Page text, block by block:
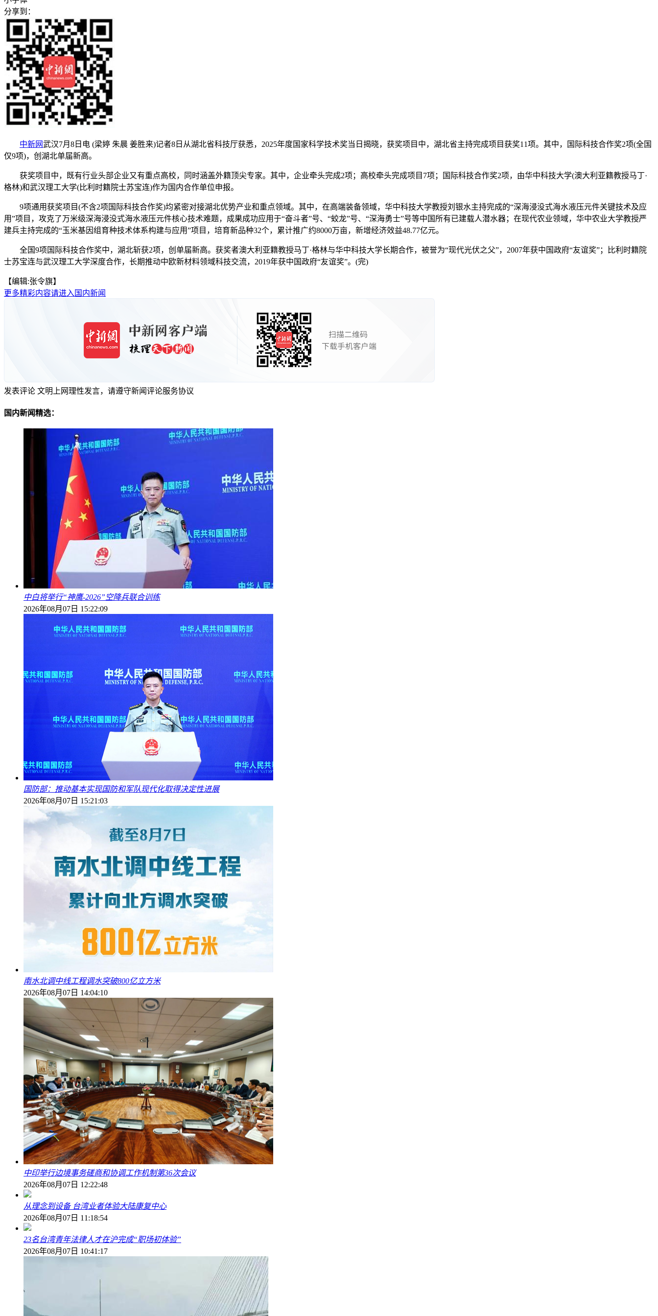
分享到：
中新网武汉7月8日电 (梁婷 朱晨 姜胜来)记者8日从湖北省科技厅获悉，2025年度国家科学技术奖当日揭晓，获奖项目中，湖北省主持完成项目获奖11项。其中，国际科技合作奖2项(全国
仅9项)，创湖北单届新高。
获奖项目中，既有行业头部企业又有重点高校，同时涵盖外籍顶尖专家。其中，企业牵头完成2项；高校牵头完成项目7项；国际科技合作奖2项，由华中科技大学(澳大利亚籍教授马丁·
格林)和武汉理工大学(比利时籍院士苏宝连)作为国内合作单位申报。
9项通用获奖项目(不含2项国际科技合作奖)均紧密对接湖北优势产业和重点领域。其中，在高端装备领域，华中科技大学教授刘银水主持完成的“深海浸没式海水液压元件关键技术及应
用”项目，攻克了万米级深海浸没式海水液压元件核心技术难题，成果成功应用于“奋斗者”号、“蛟龙”号、“深海勇士”号等中国所有已建载人潜水器；在现代农业领域，华中农业大学教授严
建兵主持完成的“玉米基因组育种技术体系构建与应用”项目，培育新品种32个，累计推广约8000万亩，新增经济效益48.77亿元。
全国9项国际科技合作奖中，湖北斩获2项，创单届新高。获奖者澳大利亚籍教授马丁·格林与华中科技大学长期合作，被誉为“现代光伏之父”，2007年获中国政府“友谊奖”；比利时籍院
士苏宝连与武汉理工大学深度合作，长期推动中欧新材料领域科技交流，2019年获中国政府“友谊奖”。(完)
【编辑:张令旗】
更多精彩内容请进入国内新闻
发表评论 文明上网理性发言，请遵守新闻评论服务协议
国内新闻精选：
中白将举行“神鹰-2026”空降兵联合训练
2026年08月07日 15:22:09
国防部：推动基本实现国防和军队现代化取得决定性进展
2026年08月07日 15:21:03
南水北调中线工程调水突破800亿立方米
2026年08月07日 14:04:10
中印举行边境事务磋商和协调工作机制第36次会议
2026年08月07日 12:22:48
从理念到设备 台湾业者体验大陆康复中心
2026年08月07日 11:18:54
23名台湾青年法律人才在沪完成“职场初体验”
2026年08月07日 10:41:17